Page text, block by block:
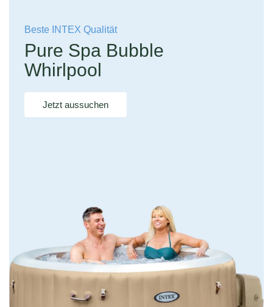
Beste INTEX Qualität
Pure Spa Bubble
Whirlpool
Jetzt aussuchen